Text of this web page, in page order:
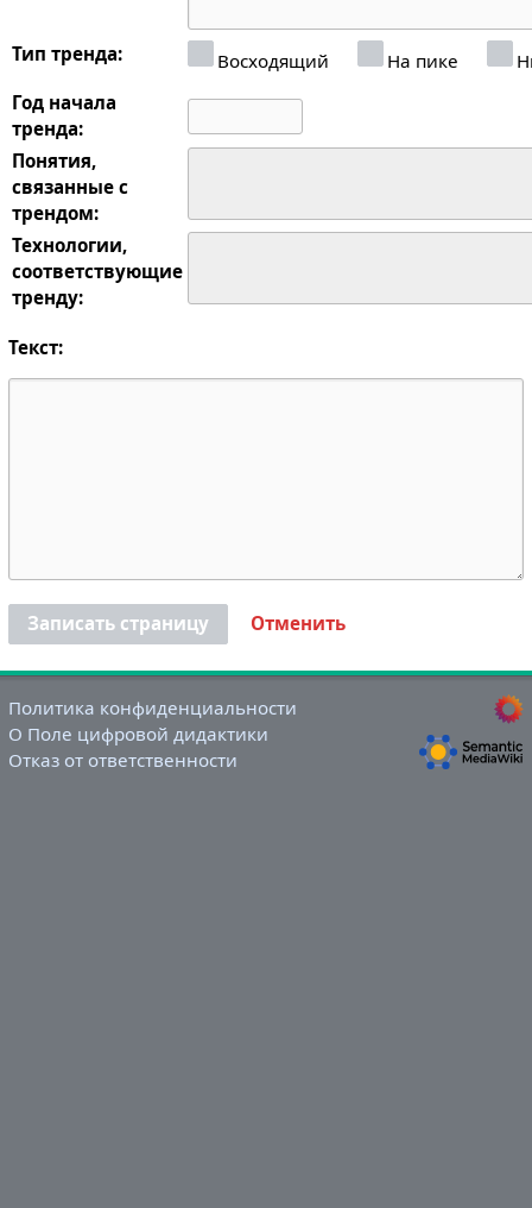
Тип тренда: Восходящий На пике
Год начала
тренда:
Понятия,
связанные с
трендом:
Технологии,
соответствующие
тренду:
Текст:
Записать страницу Отменить
Политика конфиденциальности
О Поле цифровой дидактики
Отказ от ответственности